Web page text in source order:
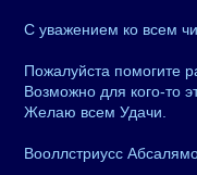
С уважением ко всем
Пожалуйста помогите
Возможно для кого-то
Желаю всем Удачи.
Вооллстриусс